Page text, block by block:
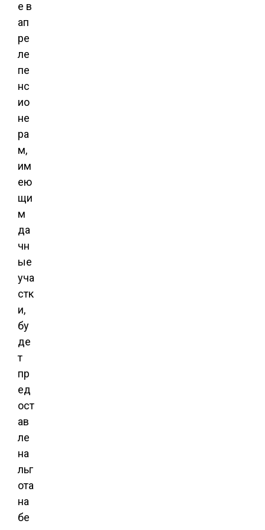
е в
ап
ре
ле
пе
нс
ио
не
ра
м,
им
ею
щи
м
да
чн
ые
уча
стк
и,
бу
де
т
пр
ед
ост
ав
ле
на
льг
ота
на
бе